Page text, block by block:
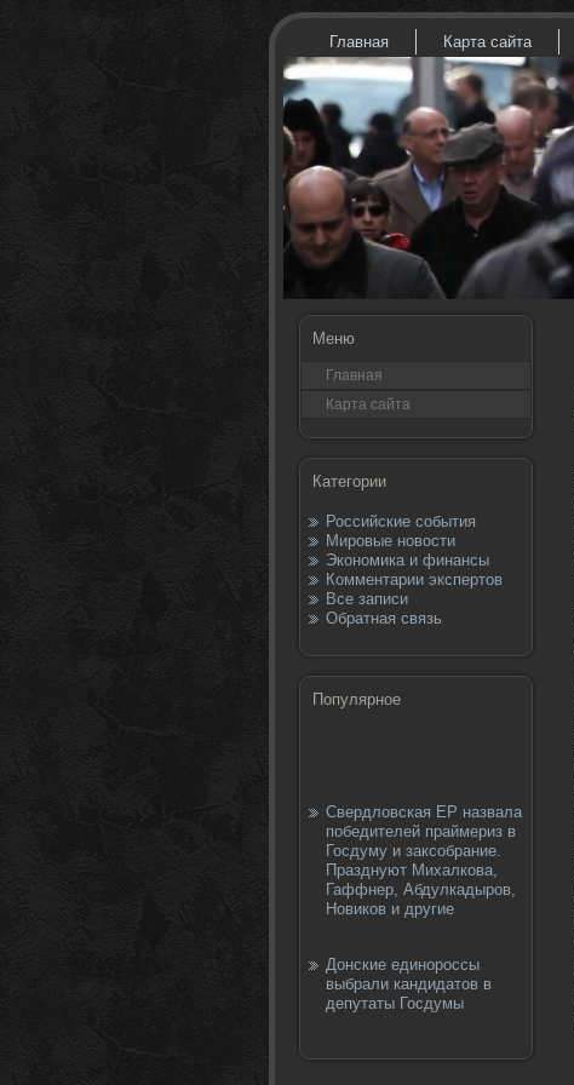
Главная Карта сайта
Меню
Главная
Карта сайта
Категории
Российские события
Мировые новости
Экономика и финансы
Комментарии экспертов
Все записи
Обратная связь
Популярное
Свердловская ЕР назвала
победителей праймериз в
Госдуму и заксобрание.
Празднуют Михалкова,
Гаффнер, Абдулкадыров,
Новиков и другие
Донские единороссы
выбрали кандидатов в
депутаты Госдумы